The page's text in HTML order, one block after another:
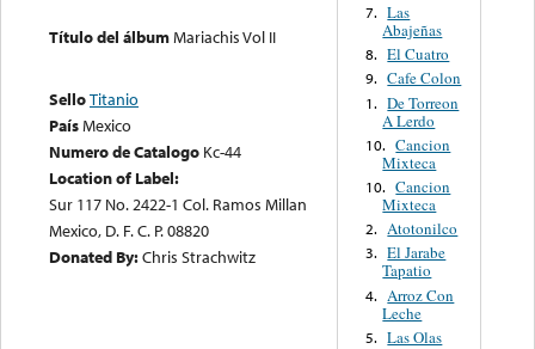
Título del álbumMariachis Vol II
SelloTitanio
PaísMexico
Numero de Catalogo Kc-44
Location of Label:
Sur 117 No. 2422-1 Col. Ramos Millan
Mexico, D. F. C. P. 08820
Donated By:Chris Strachwitz
7. Las
Abajeñas
8. El Cuatro
9. Cafe Colon
1. De Torreon
A Lerdo
10. Cancion
Mixteca
10. Cancion
Mixteca
2. Atotonilco
3. El Jarabe
Tapatio
4. Arroz Con
Leche
5. Las Olas